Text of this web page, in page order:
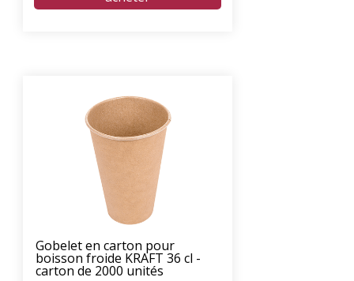
Gobelet en carton pour
boisson froide KRAFT 36 cl -
carton de 2000 unités